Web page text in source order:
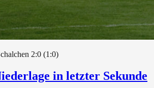
2:0 (1:0)
in letzter Sekunde